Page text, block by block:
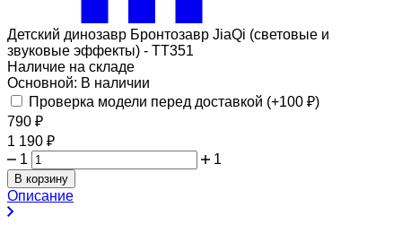
Детский динозавр Бронтозавр JiaQi (световые и
звуковые эффекты) - TT351
Наличие на складе
Основной: В наличии
Проверка модели перед доставкой (+100 ₽)
790 ₽
1 190 ₽
1
1
В корзину
Описание